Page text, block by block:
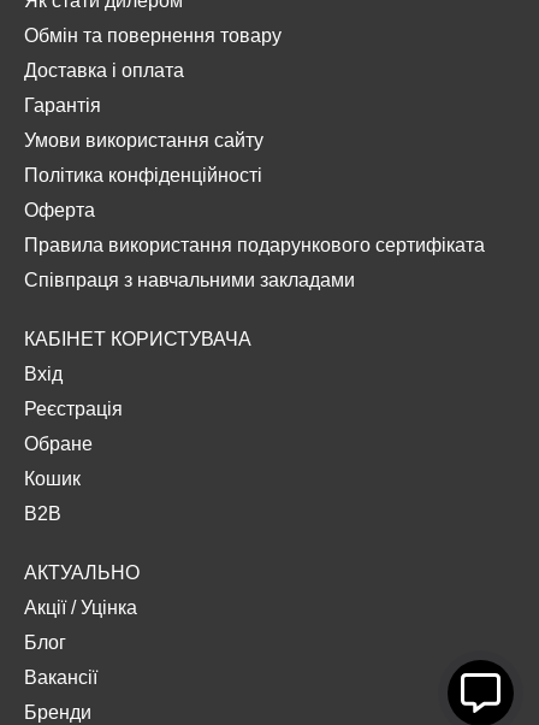
Обмін та повернення товару
Доставка і оплата
Гарантія
Умови використання сайту
Політика конфіденційності
Оферта
Правила використання подарункового сертифіката
Співпраця з навчальними закладами
КАБІНЕТ КОРИСТУВАЧА
Вхід
Реєстрація
Обране
Кошик
B2B
АКТУАЛЬНО
Акції/Уцінка
Блог
Вакансії
Бренди